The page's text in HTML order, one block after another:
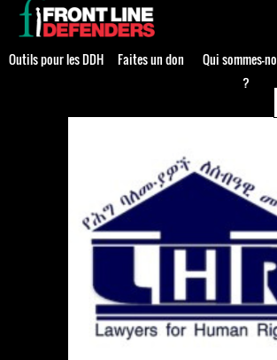
to
top
Outils pour les DDH Faites un don
Qui sommes-
?